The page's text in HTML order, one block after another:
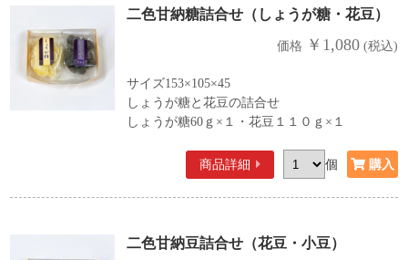
二色甘納糖詰合せ（しょうが糖・花豆）
価格 ￥1,080(税込)
サイズ153×105×45
しょうが糖と花豆の詰合せ
しょうが糖60ｇ×１・花豆１１０ｇ×１
商品詳細 個
二色甘納豆詰合せ（花豆・小豆）